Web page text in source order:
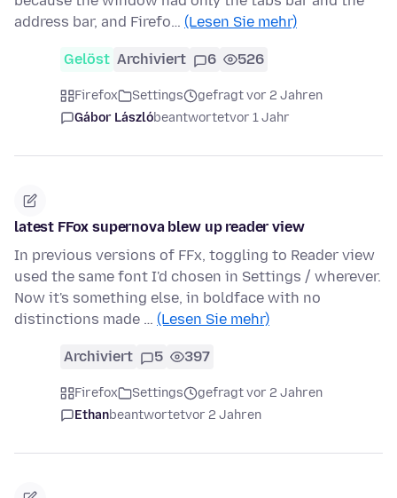
address bar, and Firefo… (Lesen Sie mehr)
Gelöst Archiviert 6 526
Firefox Settings
gefragt vor 2 Jahren
Gábor Lászlóbeantwortetvor 1 Jahr
latest FFox supernova blew up reader view
In previous versions of FFx, toggling to Reader view
used the same font I'd chosen in Settings / wherever.
Now it's something else, in boldface with no
distinctions made … (Lesen Sie mehr)
Archiviert 5 397
Firefox Settings
gefragt vor 2 Jahren
Ethanbeantwortetvor 2 Jahren